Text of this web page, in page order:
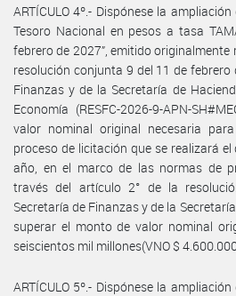
ARTÍCULO 4º.- Dispónese la
Tesoro Nacional en pesos a tasa
febrero de 2027”, emitido originalmente
resolución conjunta 9 del 11 de febrero
Finanzas y de la Secretaría de
Economía (RESFC-2026-9-APN-
valor nominal original necesaria
proceso de licitación que se realizará
año, en el marco de las normas de
través del artículo 2° de la
Secretaría de Finanzas y de la
superar el monto de valor nominal
seiscientos mil millones(VNO $
ARTÍCULO 5º.- Dispónese la